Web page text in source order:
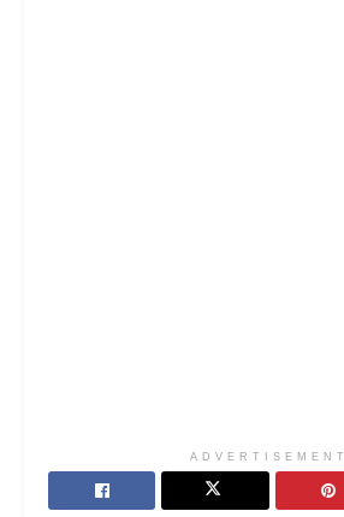
ADVERTISEMENT